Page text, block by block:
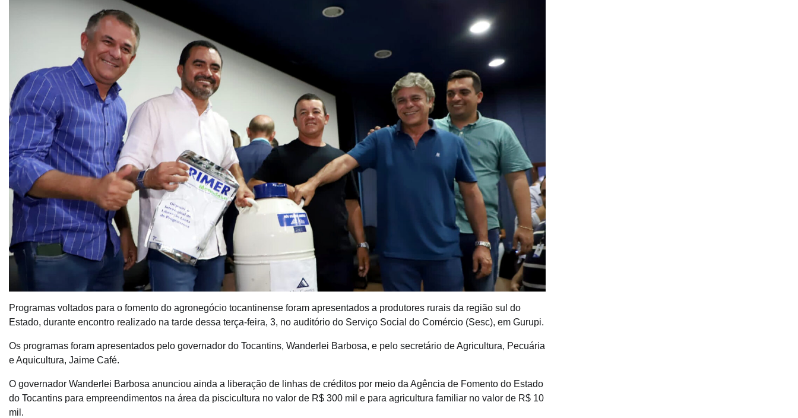
Programas voltados para o fomento do agronegócio tocantinense foram apresentados a produtores rurais da região sul do
Estado, durante encontro realizado na tarde dessa terça-feira, 3, no auditório do Serviço Social do Comércio (Sesc), em Gurupi.
Os programas foram apresentados pelo governador do Tocantins, Wanderlei Barbosa, e pelo secretário de Agricultura, Pecuária
e Aquicultura, Jaime Café.
O governador Wanderlei Barbosa anunciou ainda a liberação de linhas de créditos por meio da Agência de Fomento do Estado
do Tocantins para empreendimentos na área da piscicultura no valor de R$ 300 mil e para agricultura familiar no valor de R$ 10
mil.